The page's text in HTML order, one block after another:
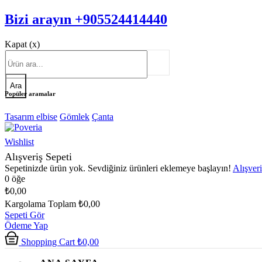
Bizi arayın +905524414440
Kapat (x)
Ara
Popüler aramalar
Tasarım elbise Gömlek Çanta
Wishlist
Alışveriş Sepeti
Sepetinizde ürün yok. Sevdiğiniz ürünleri eklemeye başlayın!
0 öğe
₺0,00
Kargolama Toplam ₺0,00
Sepeti Gör
Ödeme Yap
Shopping Cart ₺0,00